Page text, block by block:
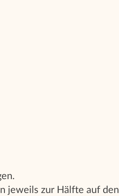
jeweils zur Hälfte auf den